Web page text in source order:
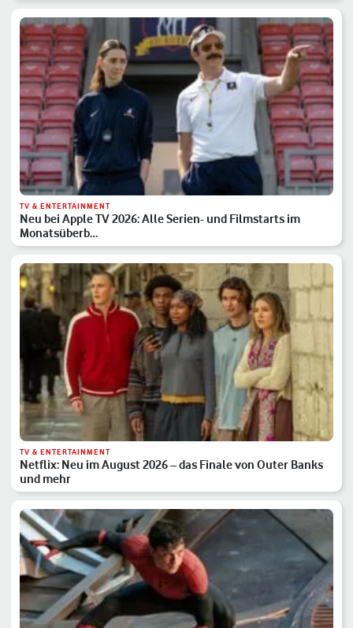
TV & ENTERTAINMENT
Neu bei Apple TV 2026: Alle Serien- und Filmstarts im
Monatsüberb…
TV & ENTERTAINMENT
Netflix: Neu im August 2026 – das Finale von Outer Banks
und mehr